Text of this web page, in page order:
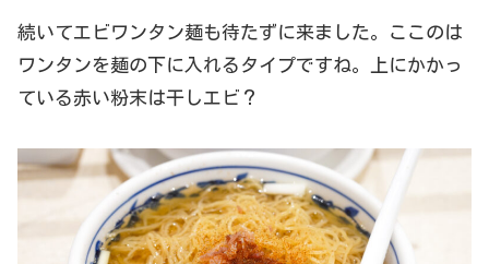
続いてエビワンタン麺も待たずに来ました。ここのは
ワンタンを麺の下に入れるタイプですね。上にかかっ
ている赤い粉末は干しエビ？